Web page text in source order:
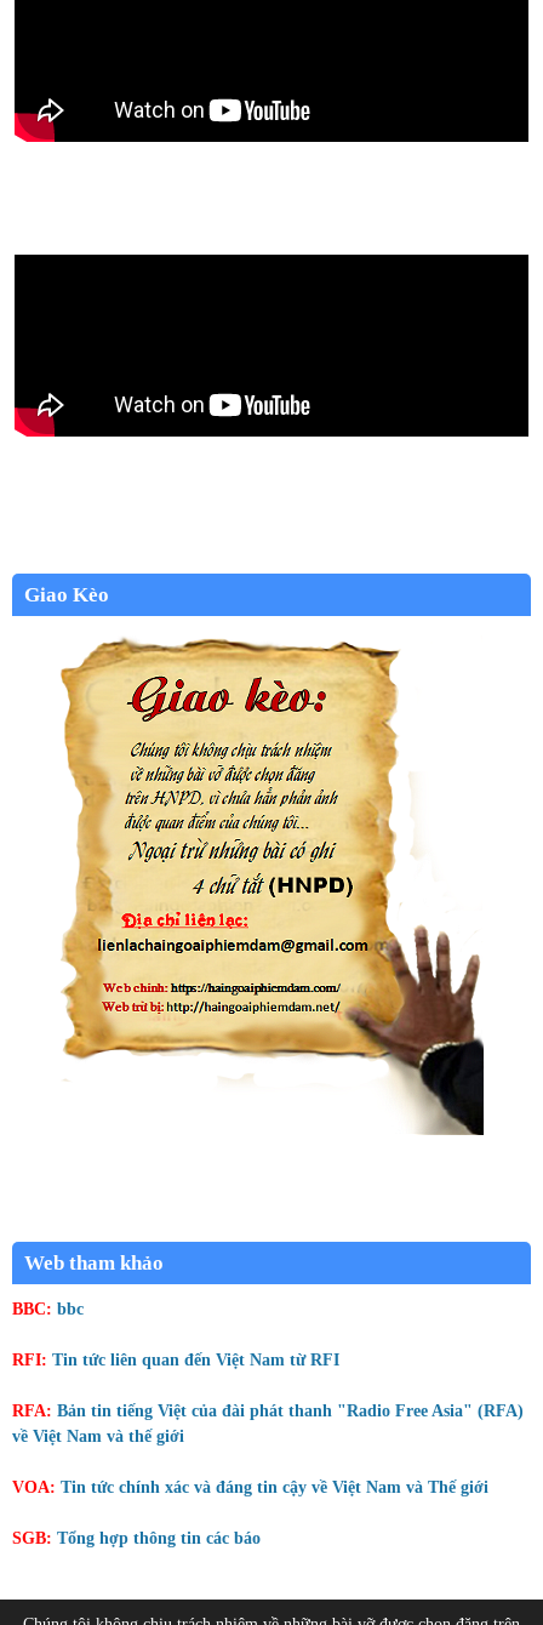
Giao Kèo
Web tham khảo
BBC: bbc
RFI: Tin tức liên quan đến Việt Nam từ RFI
RFA: Bản tin tiếng Việt của đài phát thanh "Radio Free Asia" (RFA)
về Việt Nam và thế giới
VOA: Tin tức chính xác và đáng tin cậy về Việt Nam và Thế giới
SGB: Tổng hợp thông tin các báo